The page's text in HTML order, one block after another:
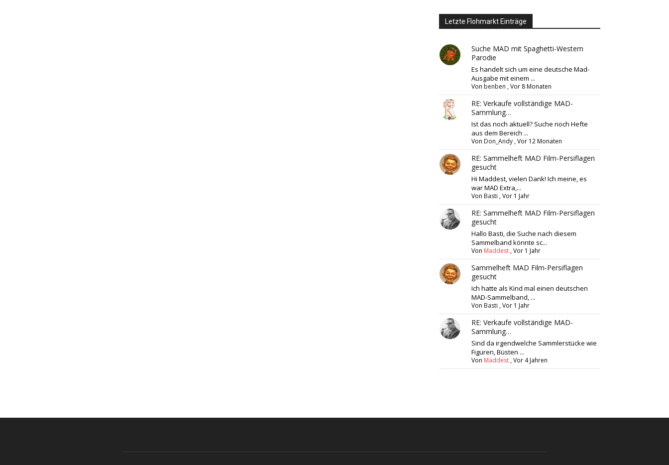
Letzte Flohmarkt Einträge
Suche MAD mit Spaghetti-Western
Parodie
Es handelt sich um eine deutsche Mad-
Ausgabe mit einem ...
Von benben ,Vor 8 Monaten
RE: Verkaufe vollständige MAD-
Sammlung…
Ist das noch aktuell? Suche noch Hefte
aus dem Bereich ...
Von Don_Andy ,Vor 12 Monaten
RE: Sammelheft MAD Film-Persiflagen
gesucht
Hi Maddest, vielen Dank! Ich meine, es
war MAD Extra,...
Von Basti ,Vor 1 Jahr
RE: Sammelheft MAD Film-Persiflagen
gesucht
Hallo Basti, die Suche nach diesem
Sammelband könnte sc...
Von Maddest ,Vor 1 Jahr
Sammelheft MAD Film-Persiflagen
gesucht
Ich hatte als Kind mal einen deutschen
MAD-Sammelband, ...
Von Basti ,Vor 1 Jahr
RE: Verkaufe vollständige MAD-
Sammlung…
Sind da irgendwelche Sammlerstücke wie
Figuren, Büsten ...
Von Maddest ,Vor 4 Jahren